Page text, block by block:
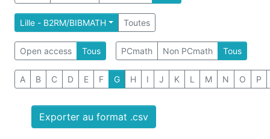
Lille - B2RM/BIBMATH Toutes
Open access Tous PCmath Non PCmath Tous
A B C D E F G H I J K L M N O P
Exporter au format .csv